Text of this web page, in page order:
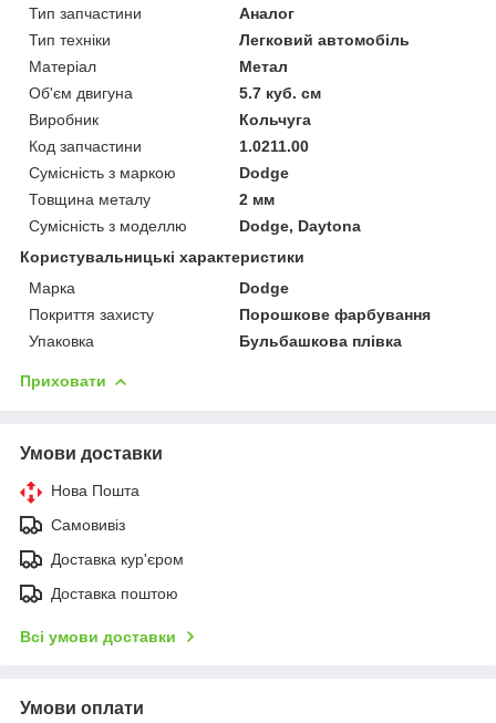
Тип запчастини
Аналог
Тип техніки
Легковий автомобіль
Матеріал
Метал
Об'єм двигуна
5.7 куб. см
Виробник
Кольчуга
Код запчастини
1.0211.00
Сумісність з маркою
Dodge
Товщина металу
2 мм
Сумісність з моделлю
Dodge, Daytona
Користувальницькі характеристики
Марка
Dodge
Покриття захисту
Порошкове фарбування
Упаковка
Бульбашкова плівка
Приховати
Умови доставки
Нова Пошта
Самовивіз
Доставка кур'єром
Доставка поштою
Всі умови доставки
Умови оплати